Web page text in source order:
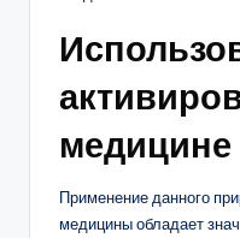
медицине
Применение данного
медицины обладает